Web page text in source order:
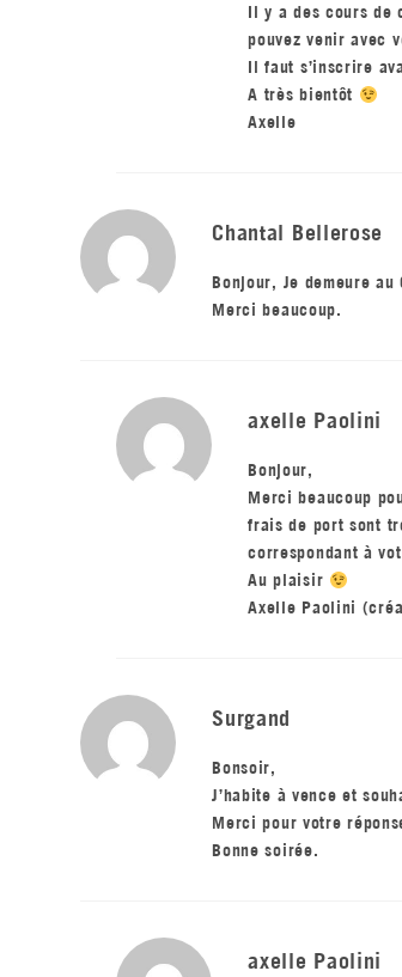
Il y a des cours de
pouvez venir avec
Il faut s’inscrire
A très bientôt
Axelle
Chantal Bellerose
Bonjour, Je demeure
Merci beaucoup.
axelle Paolini
Bonjour,
Merci beaucoup
frais de port sont
correspondant à
Au plaisir
Axelle Paolini
Surgand
Bonsoir,
J’habite à vence et
Merci pour votre
Bonne soirée.
axelle Paolini